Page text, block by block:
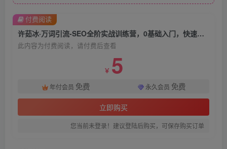
许茹冰·万词引流-SEO全阶实战训练营，0基础入门，快速成为流量高手
此内容为付费阅读，请付费后查看
￥ 5
年付会员 免费 永久会员 免费
立即购买
您当前未登录！建议登陆后购买，可保存购买订单
付费阅读